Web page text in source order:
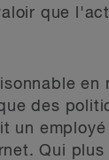
que
en
des
un employé
Qui plus